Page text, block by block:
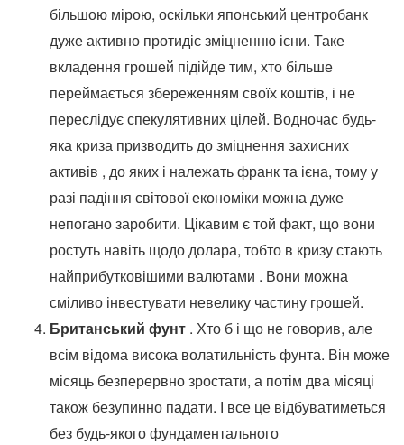
більшою мірою, оскільки японський центробанк
дуже активно протидіє зміцненню ієни. Таке
вкладення грошей підійде тим, хто більше
переймається збереженням своїх коштів, і не
переслідує спекулятивних цілей. Водночас будь-
яка криза призводить до зміцнення захисних
активів , до яких і належать франк та ієна, тому у
разі падіння світової економіки можна дуже
непогано заробити. Цікавим є той факт, що вони
ростуть навіть щодо долара, тобто в кризу стають
найприбутковішими валютами . Вони можна
сміливо інвестувати невелику частину грошей.
Британський фунт . Хто б і що не говорив, але
всім відома висока волатильність фунта. Він може
місяць безперервно зростати, а потім два місяці
також безупинно падати. І все це відбуватиметься
без будь-якого фундаментального